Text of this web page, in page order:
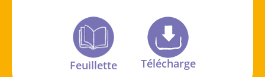
Feuillette Télécharge